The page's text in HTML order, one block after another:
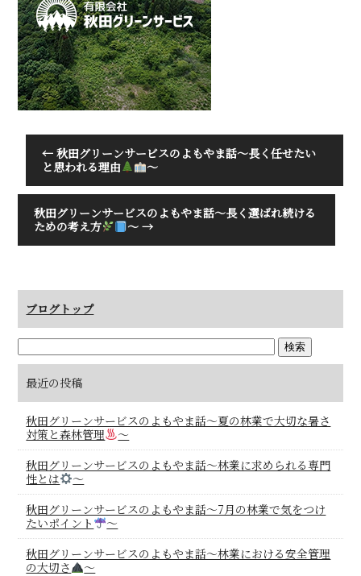
← 秋田グリーンサービスのよもやま話～長く任せたい
と思われる理由
～
秋田グリーンサービスのよもやま話～長く選ばれ続ける
ための考え方
～→
ブログトップ
最近の投稿
秋田グリーンサービスのよもやま話～夏の林業で大切な暑さ
対策と森林管理
～
秋田グリーンサービスのよもやま話～林業に求められる専門
性とは
～
秋田グリーンサービスのよもやま話～7月の林業で気をつけ
たいポイント
～
秋田グリーンサービスのよもやま話～林業における安全管理
の大切さ
～